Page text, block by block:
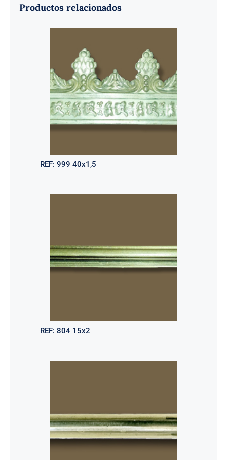
Productos relacionados
REF: 999 40x1,5
REF: 804 15x2